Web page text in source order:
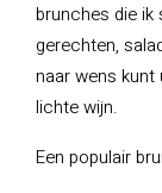
brunches die ik
gerechten,
naar wens
lichte wijn.
Een populair